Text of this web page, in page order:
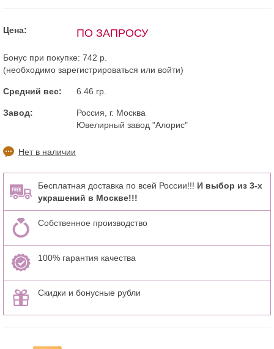
Цена: ПО ЗАПРОСУ
Бонус при покупке: 742 р.
(необходимо зарегистрироваться или войти)
Средний вес: 6.46 гр.
Завод:
Россия, г. Москва
Ювелирный завод "Алорис"
Нет в наличии
Бесплатная доставка по всей России!!! И выбор из 3-х
украшений в Москве!!!
Собственное производство
100% гарантия качества
Скидки и бонусные рубли